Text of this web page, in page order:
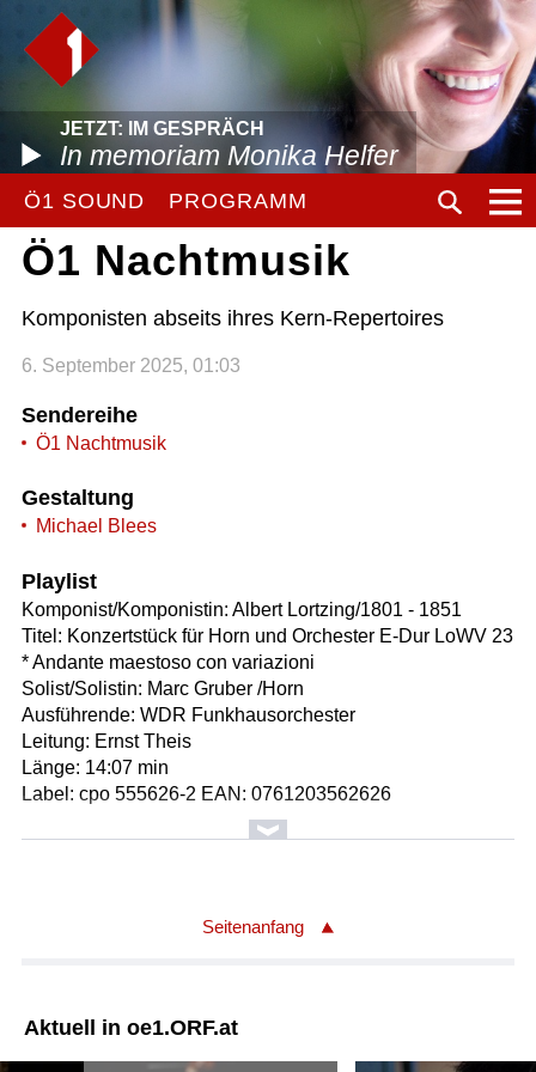
JETZT: IM GESPRÄCH
In memoriam Monika Helfer
Ö1 SOUND PROGRAMM
Ö1 Nachtmusik
Komponisten abseits ihres Kern-Repertoires
6. September 2025, 01:03
Sendereihe
Ö1 Nachtmusik
Gestaltung
Michael Blees
Playlist
Komponist/Komponistin: Albert Lortzing/1801 - 1851
Titel: Konzertstück für Horn und Orchester E-Dur LoWV 23
* Andante maestoso con variazioni
Solist/Solistin: Marc Gruber /Horn
Ausführende: WDR Funkhausorchester
Leitung: Ernst Theis
Länge: 14:07 min
Label: cpo 555626-2 EAN: 0761203562626
Komponist/Komponistin: Gaetano Donizetti/1797 - 1848
Solist/Solistin: Ingeborg Scheerer /Violine
Solist/Solistin: Milena Schuster /Violine
Seitenanfang
Aktuell in oe1.ORF.at